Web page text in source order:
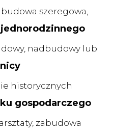
szeregowa,
nadbudowy lub
historycznych
gospodarczego
zabudowa